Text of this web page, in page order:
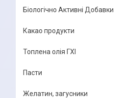
Біологічно Активні Добавки
Какао продукти
Топлена олія ГХІ
Пасти
Желатин, загусники